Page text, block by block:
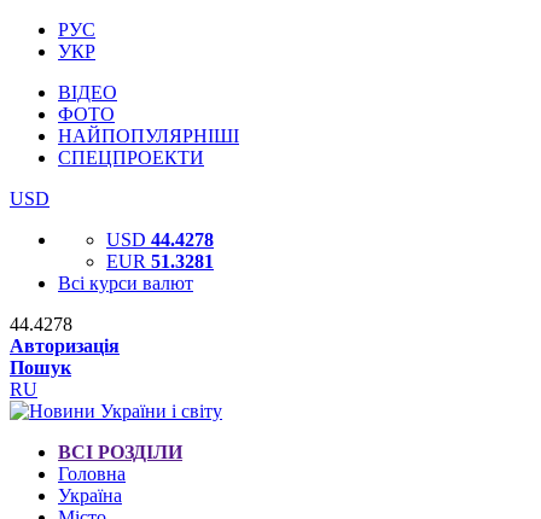
РУС
УКР
ВІДЕО
ФОТО
НАЙПОПУЛЯРНІШІ
СПЕЦПРОЕКТИ
USD
USD 44.4278
EUR 51.3281
Всі курси валют
44.4278
Авторизація
Пошук
RU
ВСІ РОЗДІЛИ
Головна
Україна